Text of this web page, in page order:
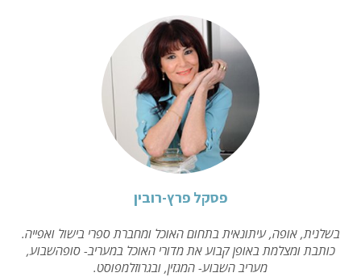
פסקל פרץ-רובין
בשלנית, אופה, עיתונאית בתחום האוכל ומחברת ספרי בישול ואפייה.
כותבת ומצלמת באופן קבוע את מדורי האוכל במעריב- סופהשבוע,
מעריב השבוע- המגזין, ובגרוזלמפוסט.